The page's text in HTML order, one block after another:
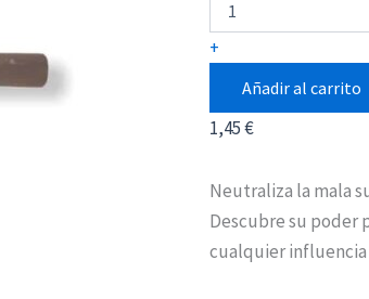
Gris
para
Neutralizar
Mala
Suerte
cantidad
+
Añadir al carrito
1,45€
Neutraliza la mala
Descubre su poder
cualquier influencia